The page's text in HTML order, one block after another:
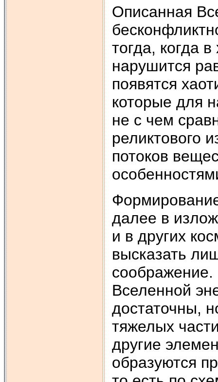
Описанная
тогда, когда
нарушится
появятся
которые для
не с чем
реликтового
потоков
далее в
и в других
высказать
соображение.
Вселенной
достаточны,
тяжелых
другие
образуются